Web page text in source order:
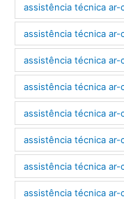
assistência técnica
assistência técnica
assistência técnica
assistência técnica
assistência técnica
assistência técnica
assistência técnica ar-
assistência técnica